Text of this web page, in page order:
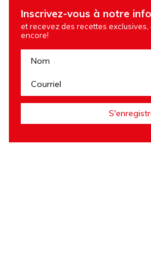
Inscrivez-vous à notre
et recevez des recettes exclusives,
encore!